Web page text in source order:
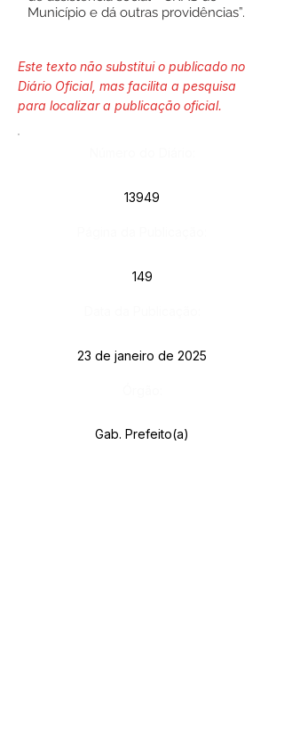
Município e dá outras providências”.
Este texto não substitui o publicado no
Diário Oficial, mas facilita a pesquisa
para localizar a publicação oficial.
13949
149
23 de janeiro de 2025
Gab. Prefeito(a)